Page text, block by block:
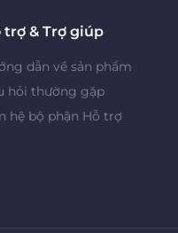
trợ & Trợ giúp
dẫn về sản phẩm
hỏi thường gặp
hệ bộ phận Hỗ trợ